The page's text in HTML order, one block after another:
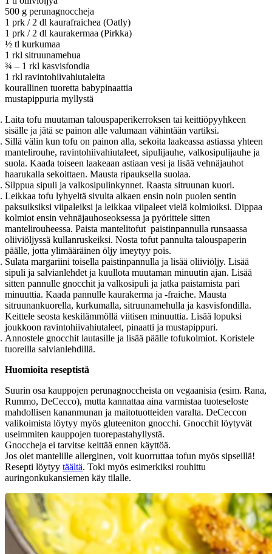
500 g perunagnoccheja
1 prk / 2 dl kaurafraichea (Oatly)
1 prk / 2 dl kaurakermaa (Pirkka)
½ tl kurkumaa
1 rkl sitruunamehua
¾ – 1 rkl kasvisfondia
1 rkl ravintohiivahiutaleita
kourallinen tuoretta babypinaattia
mustapippuria myllystä
Laita tofu muutaman talouspaperikerroksen tai keittiöpyyhkeen
sisälle ja jätä se painon alle valumaan vähintään vartiksi.
Sillä välin kun tofu on painon alla, sekoita laakeassa astiassa yhteen
mantelirouhe, ravintohiivahiutaleet, sipulijauhe, valkosipulijauhe ja
suola. Kaada toiseen laakeaan astiaan vesi ja lisää vehnäjauhot
haarukalla sekoittaen. Mausta ripauksella suolaa.
Silppua sipuli ja valkosipulinkynnet. Raasta sitruunan kuori.
Leikkaa tofu lyhyeltä sivulta alkaen ensin noin puolen sentin
paksuiksiksi viipaleiksi ja leikkaa viipaleet vielä kolmioiksi. Dippaa
kolmiot ensin vehnäjauhoseoksessa ja pyörittele sitten
mantelirouheessa. Paista mantelitofut paistinpannulla runsaassa
oliiviöljyssä kullanruskeiksi. Nosta tofut pannulta talouspaperin
päälle, jotta ylimääräinen öljy imeytyy pois.
Sulata margariini toisella paistinpannulla ja lisää oliiviöljy. Lisää
sipuli ja salvianlehdet ja kuullota muutaman minuutin ajan. Lisää
sitten pannulle gnocchit ja valkosipuli ja jatka paistamista pari
minuuttia. Kaada pannulle kaurakerma ja -fraiche. Mausta
sitruunankuorella, kurkumalla, sitruunamehulla ja kasvisfondilla.
Keittele seosta keskilämmöllä viitisen minuuttia. Lisää lopuksi
joukkoon ravintohiivahiutaleet, pinaatti ja mustapippuri.
Annostele gnocchit lautasille ja lisää päälle tofukolmiot. Koristele
tuoreilla salvianlehdillä.
Huomioita reseptistä
Suurin osa kauppojen perunagnoccheista on vegaanisia (esim. Rana,
Rummo, DeCecco), mutta kannattaa aina varmistaa tuoteseloste
mahdollisen kananmunan ja maitotuotteiden varalta. DeCeccon
valikoimista löytyy myös gluteeniton gnocchi. Gnocchit löytyvät
useimmiten kauppojen tuorepastahyllystä.
Gnoccheja ei tarvitse keittää ennen käyttöä.
Jos olet mantelille allerginen, voit kuorruttaa tofun myös sipseillä!
Resepti löytyy täältä. Toki myös esimerkiksi rouhittu
auringonkukansiemen käy tilalle.